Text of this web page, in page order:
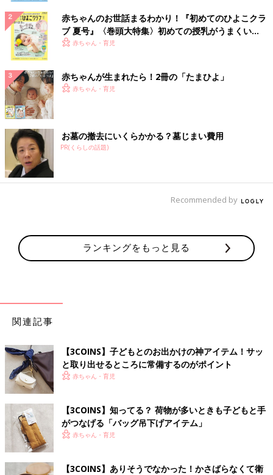
赤ちゃんのお世話まるわかり！『初めてのひよこクラ
ブ 夏号』〈巻頭大特集〉初めての授乳がうまくい
く！ おっぱい・ミルクの基本と夏のトラブル 解決テ
赤ちゃん・育児
赤ちゃんが生まれたら！2冊の「たまひよ」
赤ちゃん・育児
お墓の撤去にいくらかかる？墓じまい費用
PR(くらしの話題)
Recommended by
ランキングをもっと見る
関連記事
【3COINS】子どもとのお出かけの神アイテム！サッ
と取り出せるところに常備するのがポイント
赤ちゃん・育児
【3COINS】知ってる？ 荷物が多いときも子どもと手
がつなげる「バッグ吊下げアイテム」
赤ちゃん・育児
【3COINS】ありそうでなかった！かさばらなくて衛